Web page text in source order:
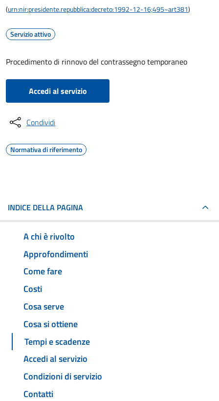
(urn:nir:presidente.repubblica:decreto:1992-12-16;495~art381)
Servizio attivo
Procedimento di rinnovo del contrassegno temporaneo
Accedi al servizio
Condividi
Normativa di riferimento
INDICE DELLA PAGINA
A chi è rivolto
Approfondimenti
Come fare
Costi
Cosa serve
Cosa si ottiene
Tempi e scadenze
Accedi al servizio
Condizioni di servizio
Contatti